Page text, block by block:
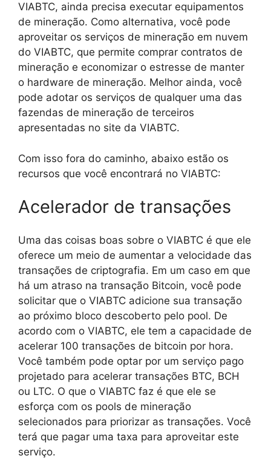
VIABTC, ainda precisa executar equipamentos
de mineração. Como alternativa, você pode
aproveitar os serviços de mineração em nuvem
do VIABTC, que permite comprar contratos de
mineração e economizar o estresse de manter
o hardware de mineração. Melhor ainda, você
pode adotar os serviços de qualquer uma das
fazendas de mineração de terceiros
apresentadas no site da VIABTC.
Com isso fora do caminho, abaixo estão os
recursos que você encontrará no VIABTC:
Acelerador de transações
Uma das coisas boas sobre o VIABTC é que ele
oferece um meio de aumentar a velocidade das
transações de criptografia. Em um caso em que
há um atraso na transação Bitcoin, você pode
solicitar que o VIABTC adicione sua transação
ao próximo bloco descoberto pelo pool. De
acordo com o VIABTC, ele tem a capacidade de
acelerar 100 transações de bitcoin por hora.
Você também pode optar por um serviço pago
projetado para acelerar transações BTC, BCH
ou LTC. O que o VIABTC faz é que ele se
esforça com os pools de mineração
selecionados para priorizar as transações. Você
terá que pagar uma taxa para aproveitar este
serviço.